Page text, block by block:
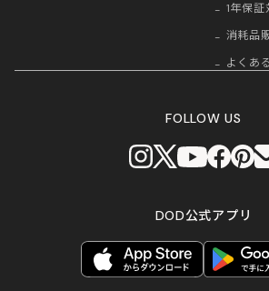
1年保証
消耗品
よくあ
FOLLOW US
DOD公式アプリ